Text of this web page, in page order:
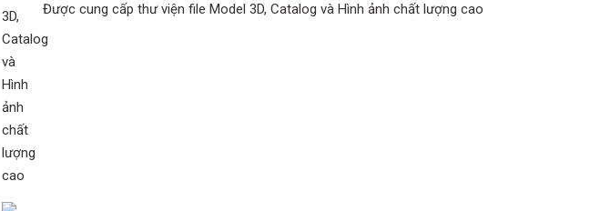
Được cung cấp thư viện file Model 3D, Catalog và Hình ảnh chất lượng cao